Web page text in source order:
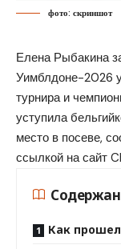
фото: скриншот
Елена Рыбакина
Уимблдоне-2026
турнира и
уступила
место в посеве,
ссылкой насайт
Как